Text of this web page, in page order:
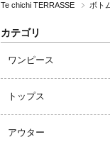
Te chichi TERRASSE ボト
カテゴリ
ワンピース
トップス
アウター